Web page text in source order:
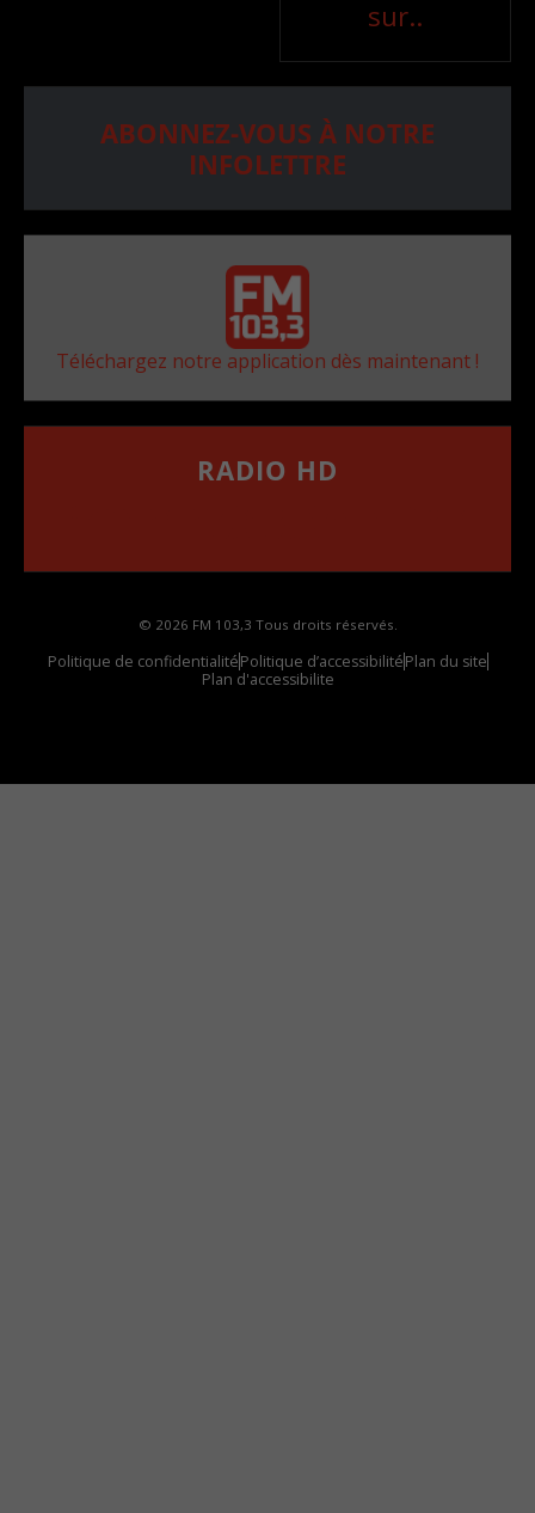
sur..
ABONNEZ-VOUS À NOTRE
INFOLETTRE
Téléchargez notre application dès maintenant !
RADIO HD
© 2026 FM 103,3 Tous droits réservés.
Politique de confidentialitéPolitique d’accessibilitéPlan du site
Plan d'accessibilite